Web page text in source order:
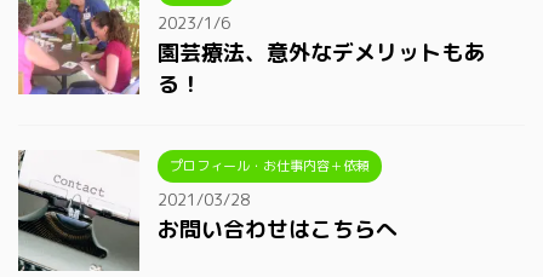
2023/1/6
園芸療法、意外なデメリットもあ
る！
プロフィール・お仕事内容＋依頼
2021/03/28
お問い合わせはこちらへ